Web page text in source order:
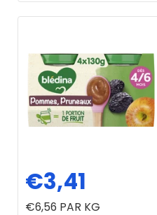
€3,41
€6,56 PAR KG